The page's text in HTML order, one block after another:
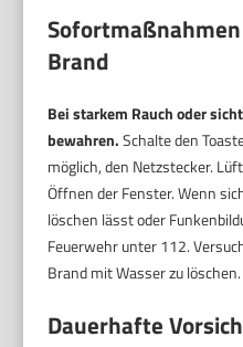
Brand
Bei starkem Rauch oder
bewahren.Schalte den
möglich, den Netzstecker.
Öffnen der Fenster. Wenn
löschen lässt oder
Feuerwehr unter 112.
Brand mit Wasser zu löschen.
Dauerhafte